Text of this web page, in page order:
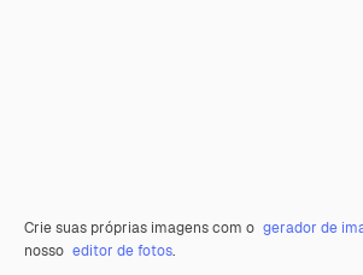
Crie suas próprias imagens com o gerador de
nosso editor de fotos.